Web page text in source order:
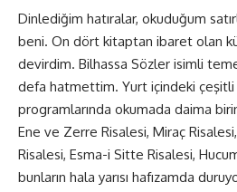
Dinlediğim hatıralar, okuduğum
beni. On dört kitaptan ibaret olan
devirdim. Bilhassa Sözler isimli
defa hatmettim. Yurt içindeki çeşitli
programlarında okumada daima
Ene ve Zerre Risalesi, Miraç
Risalesi, Esma-i Sitte Risalesi,
bunların hala yarısı hafızamda